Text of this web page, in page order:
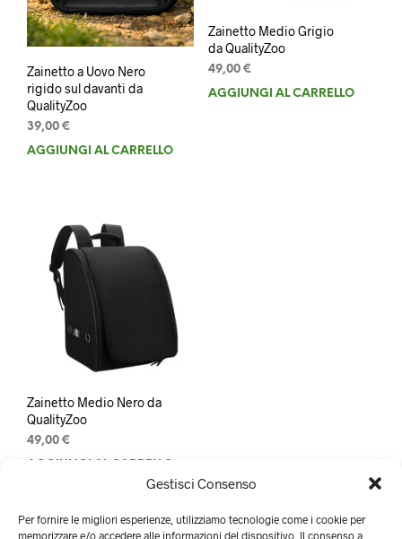
Gestisci Consenso
Per fornire le migliori esperienze, utilizziamo tecnologie come i cookie per
memorizzare e/o accedere alle informazioni del dispositivo. Il consenso a
Zainetto a Uovo Nero
rigido sul davanti da
QualityZoo
39,00 €
AGGIUNGI AL CARRELLO
Zainetto Medio Grigio
da QualityZoo
49,00 €
AGGIUNGI AL CARRELLO
Zainetto Medio Nero da
QualityZoo
49,00 €